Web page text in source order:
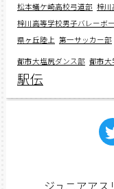
松本蟻ケ崎高校弓道部 梓川
梓川高等学校男子バレーボ
県ヶ丘陸上 第一サッカー部
都市大塩尻ダンス部 都市大
駅伝
ジュニアア